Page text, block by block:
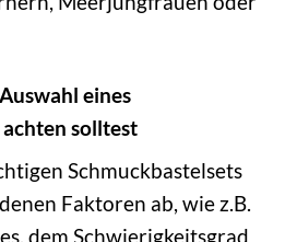
eines
solltest
Schmuckbastelsets
Faktoren ab, wie z.B.
dem Schwierigkeitsgrad